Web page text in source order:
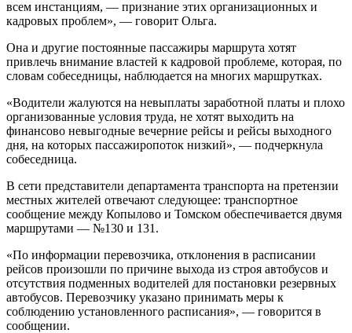
всем инстанциям, — признание этих организационных и
кадровых проблем», — говорит Ольга.
Она и другие постоянные пассажиры маршрута хотят
привлечь внимание властей к кадровой проблеме, которая, по
словам собеседницы, наблюдается на многих маршрутках.
«Водители жалуются на невыплаты заработной платы и плохо
организованные условия труда, не хотят выходить на
финансово невыгодные вечерние рейсы и рейсы выходного
дня, на которых пассажиропоток низкий», — подчеркнула
собеседница.
В сети представители департамента транспорта на претензии
местных жителей отвечают следующее: транспортное
сообщение между Копылово и Томском обеспечивается двумя
маршрутами — №130 и 131.
«По информации перевозчика, отклонения в расписании
рейсов произошли по причине выхода из строя автобусов и
отсутствия подменных водителей для постановки резервных
автобусов. Перевозчику указано принимать меры к
соблюдению установленного расписания», — говорится в
сообщении.